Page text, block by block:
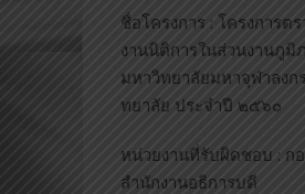
ชื่อโครงการ : โครงการตร
งานนิติการในส่วนงานภูมิ
มหาวิทยาลัยมหาจุฬาลงก
ทยาลัย ประจำปี ๒๕๖๐
หน่วยงานที่รับผิดชอบ : ก
สำนักงานอธิการบดี